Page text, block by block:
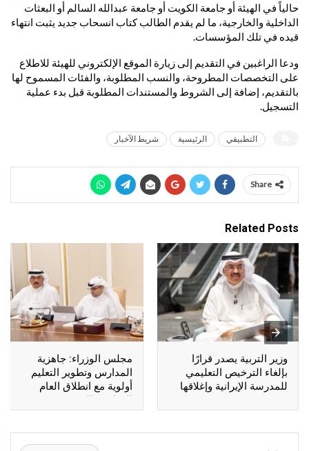
حالياً في الهيئة أو جامعة الكويت أو جامعة عبدالله السالم أو البعثات
الداخلية والخارجية، ما لم يقدم الطالب كتاب انسحاب جديد يثبت انتهاء
قيده في تلك المؤسسات.
ودعا الراغبين في التقديم إلى زيارة الموقع الإلكتروني للهيئة للاطلاع
على التخصصات المطروحة، والنسب المطلوبة، والفئات المسموح لها
بالتقديم، إضافة إلى الشروط والمستندات المطلوبة قبل بدء عملية
التسجيل.
التطبيقي الرئيسية شريط الآخبار
Share
Related Posts
وزير التربية يصدر قرارًا
بإلغاء الترخيص التعليمي
للمدرسة الإيرانية وإغلاقها
مجلس الوزراء: جاهزية
المدارس وتطوير التعليم
أولوية مع انطلاق العام
الدراسي الجديد